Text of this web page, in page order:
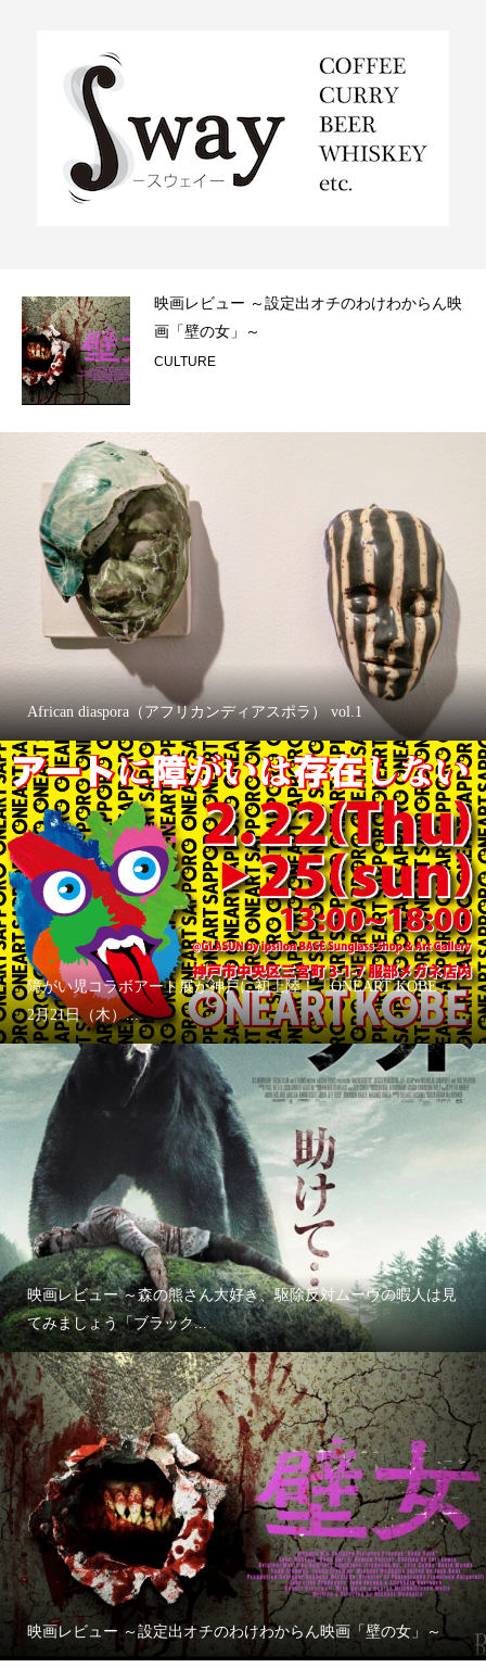
映画レビュー ～設定出オチのわけわからん映
画「壁の女」～
CULTURE
African diaspora（アフリカンディアスポラ） vol.1
障がい児コラボアート展が神戸に初上陸！「ONEART KOBE」
2月21日（木）...
映画レビュー ～森の熊さん大好き、駆除反対ムーヴの暇人は見
てみましょう「ブラック...
映画レビュー ～設定出オチのわけわからん映画「壁の女」～